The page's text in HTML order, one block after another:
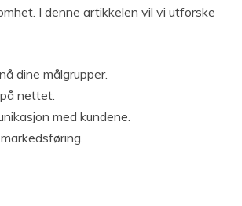
I denne artikkelen vil vi utforske
dine målgrupper.
nettet.
med kundene.